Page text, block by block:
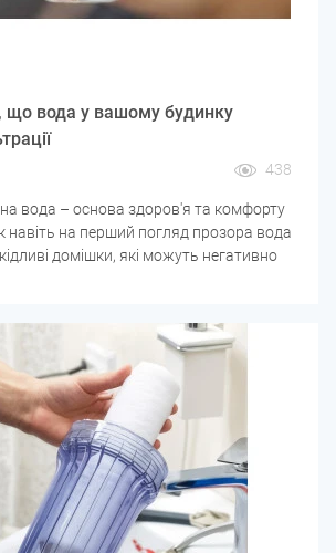
що вода у вашому будинку
438
вода – основа здоров'я та комфорту
навіть на перший погляд прозора вода
домішки, які можуть негативно